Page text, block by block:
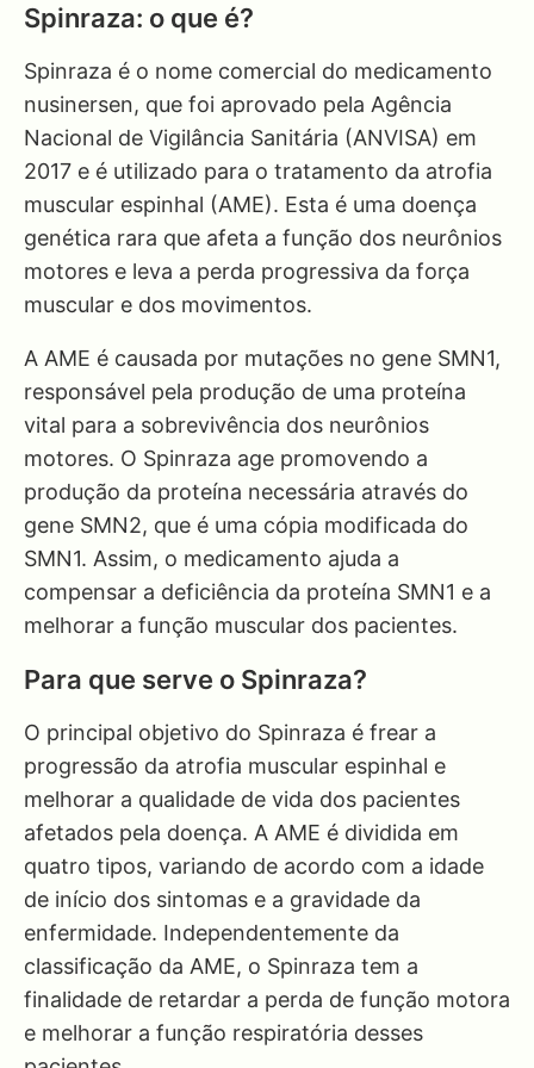
Spinraza: o que é?
Spinraza é o nome comercial do medicamento
nusinersen, que foi aprovado pela Agência
Nacional de Vigilância Sanitária (ANVISA) em
2017 e é utilizado para o tratamento da atrofia
muscular espinhal (AME). Esta é uma doença
genética rara que afeta a função dos neurônios
motores e leva a perda progressiva da força
muscular e dos movimentos.
A AME é causada por mutações no gene SMN1,
responsável pela produção de uma proteína
vital para a sobrevivência dos neurônios
motores. O Spinraza age promovendo a
produção da proteína necessária através do
gene SMN2, que é uma cópia modificada do
SMN1. Assim, o medicamento ajuda a
compensar a deficiência da proteína SMN1 e a
melhorar a função muscular dos pacientes.
Para que serve o Spinraza?
O principal objetivo do Spinraza é frear a
progressão da atrofia muscular espinhal e
melhorar a qualidade de vida dos pacientes
afetados pela doença. A AME é dividida em
quatro tipos, variando de acordo com a idade
de início dos sintomas e a gravidade da
enfermidade. Independentemente da
classificação da AME, o Spinraza tem a
finalidade de retardar a perda de função motora
e melhorar a função respiratória desses